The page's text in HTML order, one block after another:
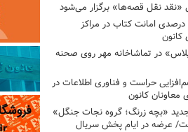
نقل قصه‌ها» برگزار می‌شود
رشد ۱۲/۳ درصدی امانت کتاب در مراکز
در تماشاخانه مهر روی صحنه
حراست و فناوری اطلاعات در
کانون
«بچه زرنگ؛ گروه نجات جنگل»
عرضه در ایام پخش سریال